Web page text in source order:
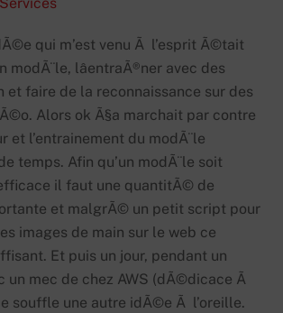
qui m’est venu Ã l’esprit Ã©tait
lâentraÃ®ner avec des
et faire de la reconnaissance sur des
Alors ok Ã§a marchait par contre
et l’entrainement du modÃ¨le
temps. Afin qu’un modÃ¨le soit
il faut une quantitÃ© de
et malgrÃ© un petit script pour
images de main sur le web ce
Et puis un jour, pendant un
un mec de chez AWS (dÃ©dicace Ã
souffle une autre idÃ©e Ã l’oreille.